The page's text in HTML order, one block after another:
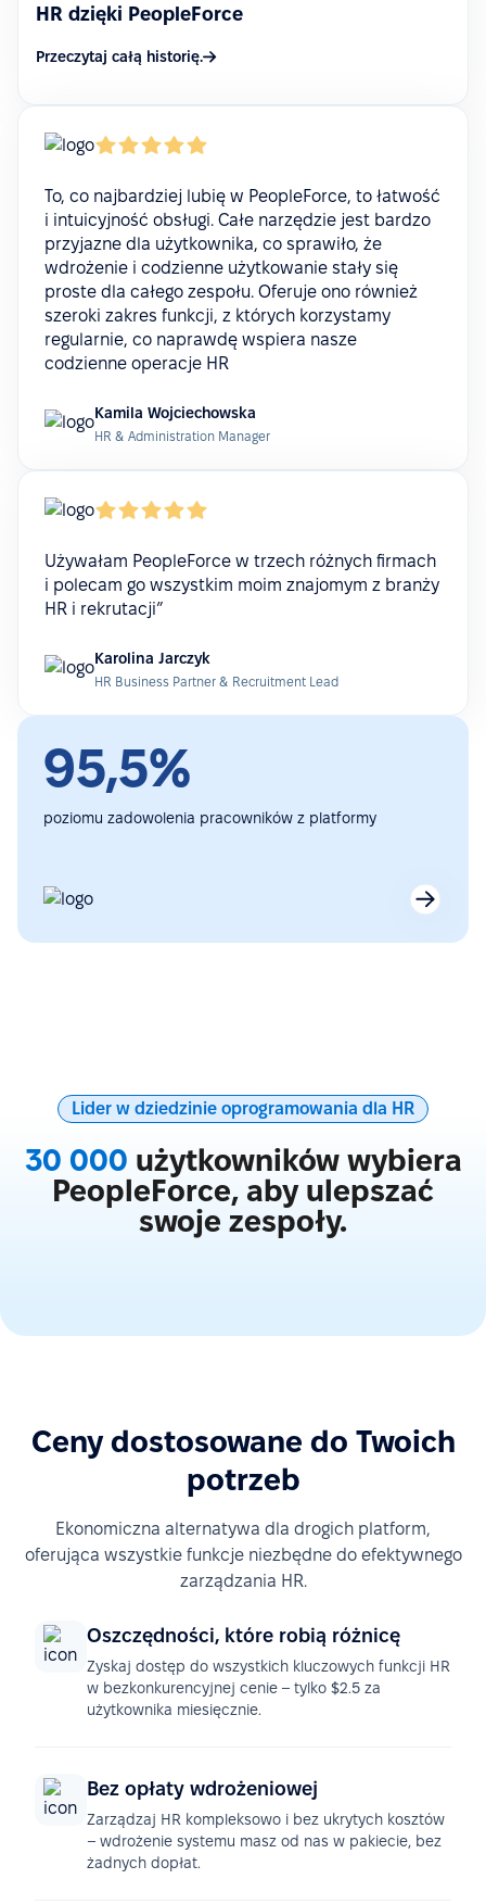
HR dzięki PeopleForce
Przeczytaj całą historię.
To, co najbardziej lubię w PeopleForce, to łatwość
i intuicyjność obsługi. Całe narzędzie jest bardzo
przyjazne dla użytkownika, co sprawiło, że
wdrożenie i codzienne użytkowanie stały się
proste dla całego zespołu. Oferuje ono również
szeroki zakres funkcji, z których korzystamy
regularnie, co naprawdę wspiera nasze
codzienne operacje HR
Kamila Wojciechowska
HR & Administration Manager
Używałam PeopleForce w trzech różnych firmach
i polecam go wszystkim moim znajomym z branży
HR i rekrutacji”
Karolina Jarczyk
HR Business Partner & Recruitment Lead
95,5%
poziomu zadowolenia pracowników z platformy
Lider w dziedzinie oprogramowania dla HR
30 000 użytkowników wybiera
PeopleForce, aby ulepszać
swoje zespoły.
Ceny dostosowane do Twoich
potrzeb
Ekonomiczna alternatywa dla drogich platform,
oferująca wszystkie funkcje niezbędne do efektywnego
zarządzania HR.
Oszczędności, które robią różnicę
Zyskaj dostęp do wszystkich kluczowych funkcji HR
w bezkonkurencyjnej cenie – tylko $2.5 za
użytkownika miesięcznie.
Bez opłaty wdrożeniowej
Zarządzaj HR kompleksowo i bez ukrytych kosztów
– wdrożenie systemu masz od nas w pakiecie, bez
żadnych dopłat.